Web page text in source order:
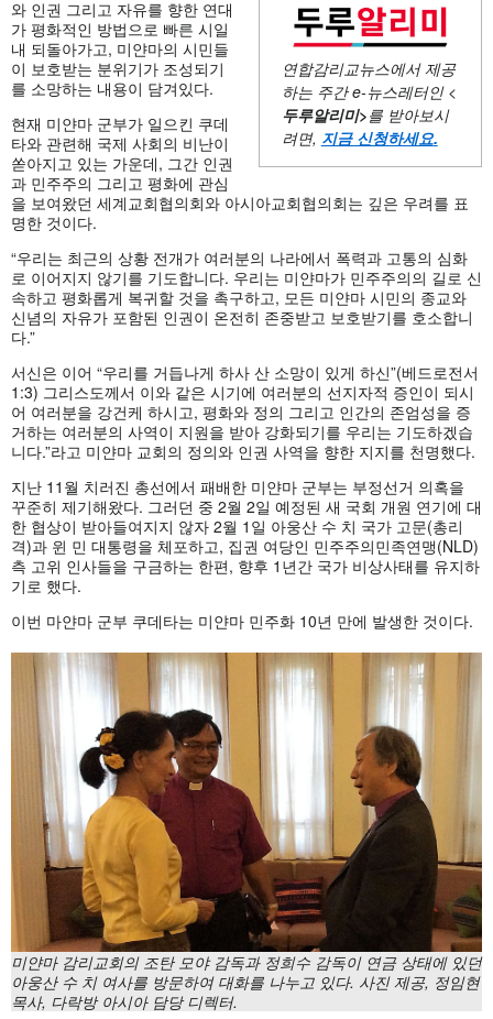
연합감리교뉴스에서 제공
하는 주간e-뉴스레터인 <
두루알리미>를 받아보시
려면, 지금 신청하세요.
와 인권 그리고 자유를 향한 연대
가 평화적인 방법으로 빠른 시일
내 되돌아가고, 미얀마의 시민들
이 보호받는 분위기가 조성되기
를 소망하는 내용이 담겨있다.
현재 미얀마 군부가 일으킨 쿠데
타와 관련해 국제 사회의 비난이
쏟아지고 있는 가운데, 그간 인권
과 민주주의 그리고 평화에 관심
을 보여왔던 세계교회협의회와 아시아교회협의회는 깊은 우려를 표
명한 것이다.
“우리는 최근의 상황 전개가 여러분의 나라에서 폭력과 고통의 심화
로 이어지지 않기를 기도합니다. 우리는 미얀마가 민주주의의 길로 신
속하고 평화롭게 복귀할 것을 촉구하고, 모든 미얀마 시민의 종교와
신념의 자유가 포함된 인권이 온전히 존중받고 보호받기를 호소합니
다.”
서신은 이어 “우리를 거듭나게 하사 산 소망이 있게 하신”(베드로전서
1:3) 그리스도께서 이와 같은 시기에 여러분의 선지자적 증인이 되시
어 여러분을 강건케 하시고, 평화와 정의 그리고 인간의 존엄성을 증
거하는 여러분의 사역이 지원을 받아 강화되기를 우리는 기도하겠습
니다.”라고 미얀마 교회의 정의와 인권 사역을 향한 지지를 천명했다.
지난 11월 치러진 총선에서 패배한 미얀마 군부는 부정선거 의혹을
꾸준히 제기해왔다. 그러던 중 2월 2일 예정된 새 국회 개원 연기에 대
한 협상이 받아들여지지 않자 2월 1일 아웅산 수 치 국가 고문(총리
격)과 윈 민 대통령을 체포하고, 집권 여당인 민주주의민족연맹(NLD)
측 고위 인사들을 구금하는 한편, 향후 1년간 국가 비상사태를 유지하
기로 했다.
이번 마얀마 군부 쿠데타는 미얀마 민주화 10년 만에 발생한 것이다.
미얀마 감리교회의 조탄 모야 감독과 정희수 감독이 연금 상태에 있던
아웅산 수 치 여사를 방문하여 대화를 나누고 있다. 사진 제공, 정임현
목사, 다락방 아시아 담당 디렉터.